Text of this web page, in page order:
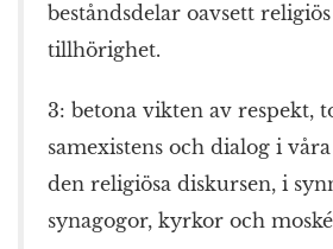
beståndsdelar oavsett
tillhörighet.
3: betona vikten av respekt,
samexistens och dialog i
den religiösa diskursen, i
synagogor, kyrkor och